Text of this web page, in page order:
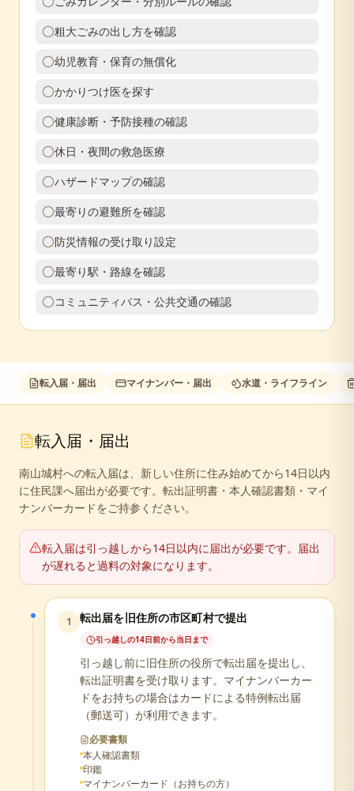
粗大ごみの出し方を確認
幼児教育・保育の無償化
かかりつけ医を探す
健康診断・予防接種の確認
休日・夜間の救急医療
ハザードマップの確認
最寄りの避難所を確認
防災情報の受け取り設定
最寄り駅・路線を確認
コミュニティバス・公共交通の確認
転入届・届出 マイナンバー・届出 水道・ライフライン
転入届・届出
南山城村への転入届は、新しい住所に住み始めてから14日以内
に住民課へ届出が必要です。転出証明書・本人確認書類・マイ
ナンバーカードをご持参ください。
転入届は引っ越しから14日以内に届出が必要です。届出
が遅れると過料の対象になります。
1 転出届を旧住所の市区町村で提出
引っ越しの14日前から当日まで
引っ越し前に旧住所の役所で転出届を提出し、
転出証明書を受け取ります。マイナンバーカー
ドをお持ちの場合はカードによる特例転出届
（郵送可）が利用できます。
必要書類
本人確認書類
印鑑
マイナンバーカード（お持ちの方）